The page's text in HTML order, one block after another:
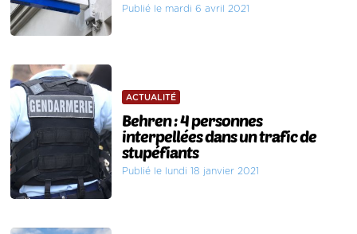
Publié le mardi 6 avril 2021
ACTUALITÉ
Behren : 4 personnes
interpellées dans un trafic de
stupéfiants
Publié le lundi 18 janvier 2021